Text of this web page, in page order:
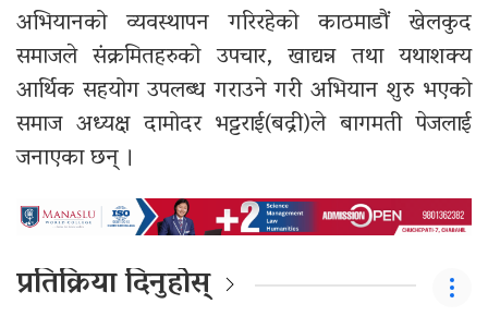
अभियानको व्यवस्थापन गरिरहेको काठमाडौं खेलकुद
समाजले संक्रमितहरुको उपचार, खाद्यन्न तथा यथाशक्य
आर्थिक सहयोग उपलब्ध गराउने गरी अभियान शुरु भएको
समाज अध्यक्ष दामोदर भट्टराई(बद्री)ले बागमती पेजलाई
जनाएका छन् ।
प्रतिक्रिया दिनुहोस्